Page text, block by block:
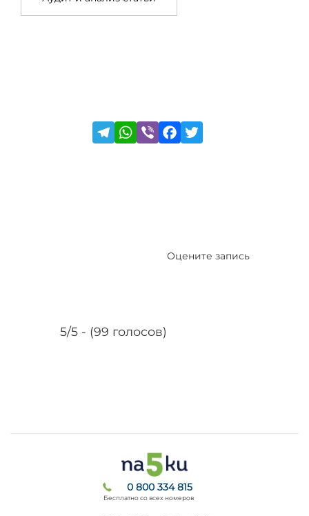
5/5 - (99 голосов)
Оцените запись
0 800 334 815
Бесплатно со всех номеров